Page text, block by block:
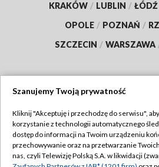
KRAKÓW / LUBLIN / ŁÓDŹ
OPOLE / POZNAŃ /
SZCZECIN / WARSZAWA
TVP
Abonament TVP
Emisja w TVP
Regulamin
Szanujemy Twoją prywatność
Kliknij "Akceptuję i przechodzę do serwisu",
korzystanie z technologii automatycznego
dostęp do informacji na Twoim urządzeniu
przechowywanie oraz na przetwarzanie
nas, czyli Telewizję Polską S.A. w likwidacji